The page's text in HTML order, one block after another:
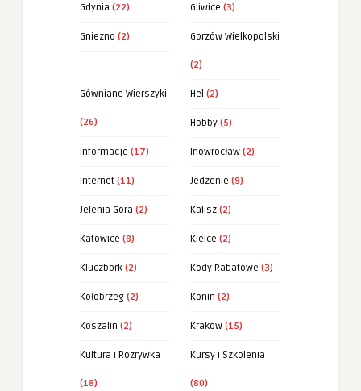
Gdynia (22) Gliwice (3)
Gniezno (2) Gorzów Wielkopolski
(2)
Gówniane Wierszyki
(26)
Hel (2)
Hobby (5)
Informacje (17) Inowrocław (2)
Internet (11) Jedzenie (9)
Jelenia Góra (2) Kalisz (2)
Katowice (8) Kielce (2)
Kluczbork (2) Kody Rabatowe (3)
Kołobrzeg (2) Konin (2)
Koszalin (2) Kraków (15)
Kultura i Rozrywka
(18)
Kursy i Szkolenia
(80)